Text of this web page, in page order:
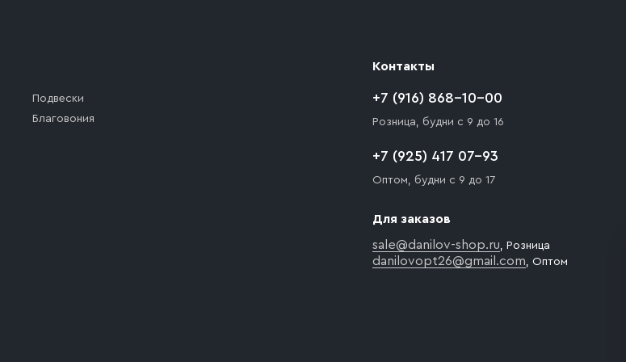
Подвески
Благовония
Контакты
+7 (916) 868-10-00
Розница, будни с 9 до 16
+7 (925) 417 07-93
Оптом, будни с 9 до 17
Для заказов
sale@danilov-shop.ru, Розница
danilovopt26@gmail.com, Оптом